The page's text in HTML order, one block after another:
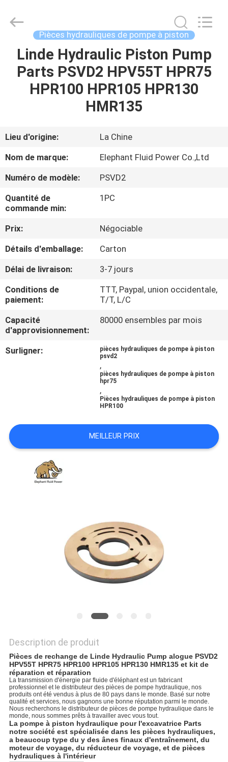
MAISON
PRODUITS
SUJET
DE
NOUS
VISITE
D'USINE
CONTRÔLE
DE
QUALITÉ
CONTACTEZ-
NOUS
PLAN
DU
Elephant
Fluid
Reserved.
Pièces hydrauliques de pompe à piston
Linde Hydraulic Piston Pump
Parts PSVD2 HPV55T HPR75
HPR100 HPR105 HPR130
HMR135
Lieu d'origine:
La Chine
Nom de marque:
Elephant Fluid Power Co.,Ltd
Numéro de modèle:
PSVD2
Quantité de
commande min:
1PC
Prix:
Négociable
Détails d'emballage:
Carton
Délai de livraison:
3-7 jours
Conditions de
paiement:
TTT, Paypal, union occidentale,
T/T, L/C
Capacité
d'approvisionnement:
80000 ensembles par mois
Surligner:
pièces hydrauliques de pompe à piston
psvd2
,
pièces hydrauliques de pompe à piston
hpr75
,
Pièces hydrauliques de pompe à piston
HPR100
MEILLEUR PRIX
Description de produit
Pièces de rechange de Linde Hydraulic Pump alogue PSVD2
HPV55T HPR75 HPR100 HPR105 HPR130 HMR135 et kit de
réparation et réparation
La transmission d'énergie par fluide d'éléphant est un fabricant
professionnel et le distributeur des pièces de pompe hydraulique, nos
produits ont été vendus à plus de 80 pays dans le monde. Basé sur notre
qualité et services, nous gagnons une bonne réputation parmi le monde.
Nous recherchons le distributeur de pièces de pompe hydraulique dans le
monde, nous sommes prêts à travailler avec vous tout.
La pompe à piston hydraulique pour l'excavatrice Parts
notre société est spécialisée dans les pièces hydrauliques,
a beaucoup type du y des ânes finaux d'entraînement, du
moteur de voyage, du réducteur de voyage, et de pièces
hydrauliques à l'intérieur